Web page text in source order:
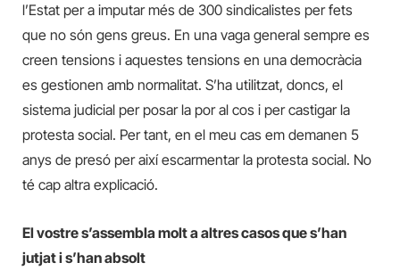
l’Estat pera imputar més de 300 sindicalistes per fets
que no són gens greus. En una vaga general sempre es
creen tensions i aquestes tensions en una democràcia
es gestionen amb normalitat. S’ha utilitzat, doncs, el
sistema judicial per posar la por al cos i per castigar la
protesta social. Per tant, en el meu cas em demanen 5
anys de presó peraixí escarmentar la protesta social. No
té cap altra explicació.
El vostre s’assembla molt a altres casos que s’han
jutjat i s’han absolt